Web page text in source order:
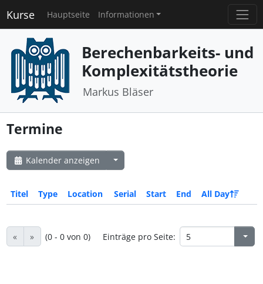
Kurse Hauptseite Informationen
Berechenbarkeits- und
Komplexitätstheorie
Markus Bläser
Termine
Kalender anzeigen
Titel Type Location Serial Start End All Day
« » (0 - 0 von 0) Einträge pro Seite: